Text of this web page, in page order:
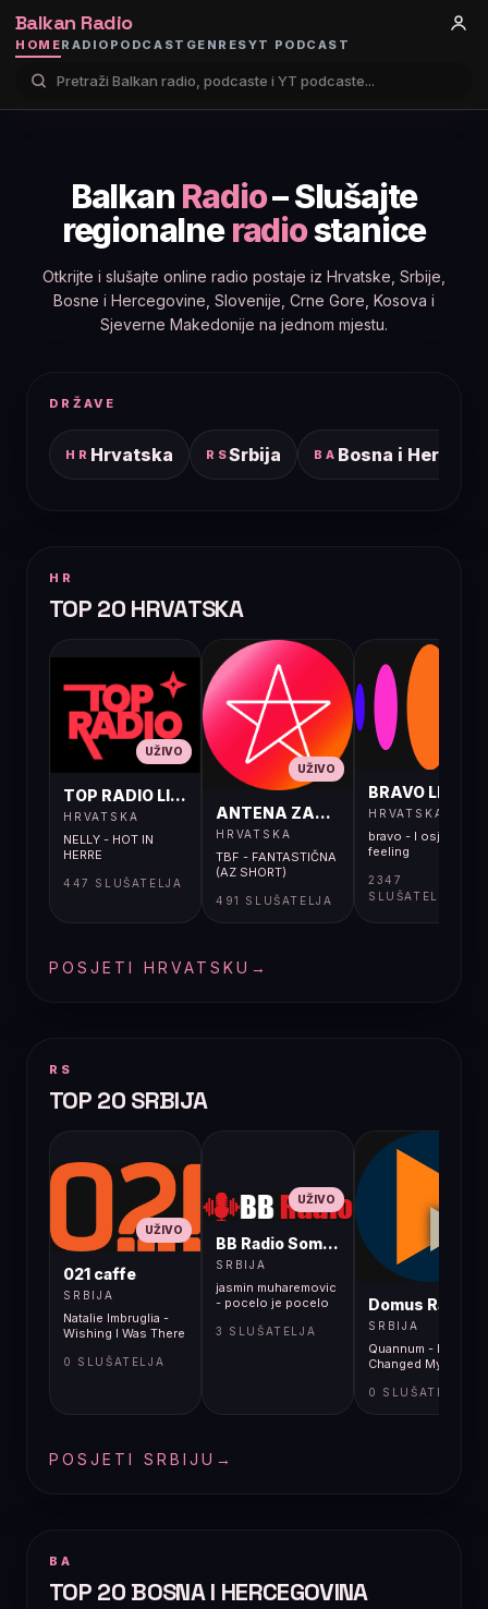
Balkan Radio
HOMERADIO PODCAST GENRESYT PODCAST
Balkan Radio– Slušajte
regionalneradiostanice
Otkrijte i slušajte online radio postaje iz Hrvatske, Srbije,
Bosne i Hercegovine, Slovenije, Crne Gore, Kosova i
Sjeverne Makedonije na jednom mjestu.
DRŽAVE
HR Hrvatska RSSrbija BA Bosna i
HR
TOP 20 HRVATSKA
UŽIVO
TOP RADIO LIVE
HRVATSKA
NELLY - HOT IN
HERRE
447 SLUŠATELJA
UŽIVO
ANTENA ZAGREB LIVE
HRVATSKA
TBF - FANTASTIČNA
(AZ SHORT)
491 SLUŠATELJA
BRAVO LIVE
HRVATSKA
bravo - I osjećaj i
feeling
2347
SLUŠATELJA
POSJETI HRVATSKU →
RS
TOP 20 SRBIJA
UŽIVO
021 caffe
SRBIJA
Natalie Imbruglia -
Wishing I Was There
0 SLUŠATELJA
UŽIVO
BB Radio Sombor
SRBIJA
jasmin muharemovic
- pocelo je pocelo
3 SLUŠATELJA
Domus Radio
SRBIJA
Quannum - I
Changed My Mind
0 SLUŠATELJA
POSJETI SRBIJU →
BA
TOP 20 BOSNA I HERCEGOVINA